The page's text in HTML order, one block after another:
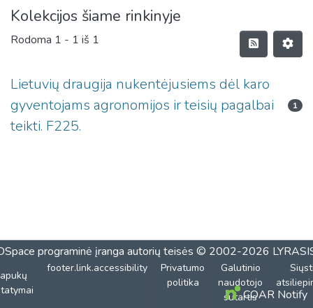
Kolekcijos šiame rinkinyje
Rodoma 1 - 1 iš 1
Lietuvių draugija nukentėjusiems dėl karo
gyventojams agronomijos ir teisių pagalbai
teikti. F225.
1
programinė įranga autorių teisės © 2002-2026
footer.link.accessibility
Privatumo
politika
Galutinio
naudotojo
sutartisCOAR Notify